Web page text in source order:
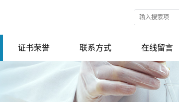
证书荣誉 联系方式 在线留言